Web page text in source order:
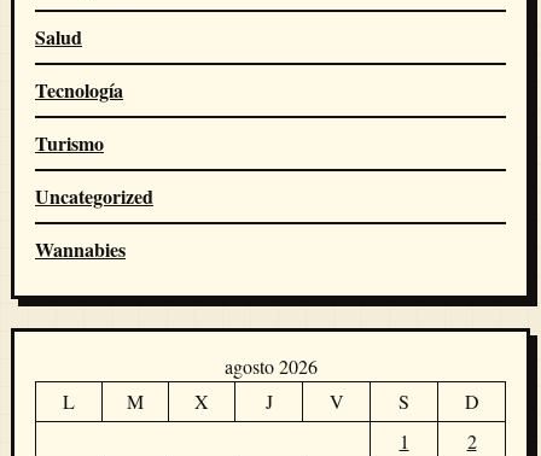
Salud
Tecnología
Turismo
Uncategorized
Wannabies
agosto 2026
L
M X J V S
D
1
2